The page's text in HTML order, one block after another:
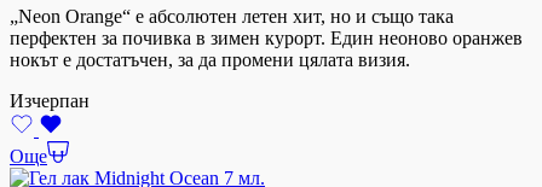
„Neon Orange“ е абсолютен летен хит, но и също така
перфектен за почивка в зимен курорт. Един неоново оранжев
нокът е достатъчен, за да промени цялата визия.
Изчерпан
Още